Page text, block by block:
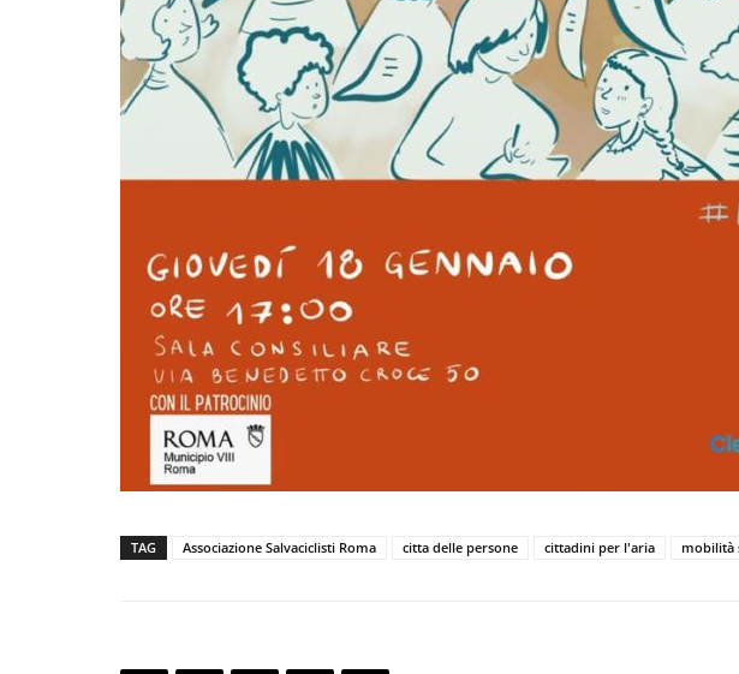
TAG Associazione Salvaciclisti Roma citta delle persone cittadini per l'aria mobilità